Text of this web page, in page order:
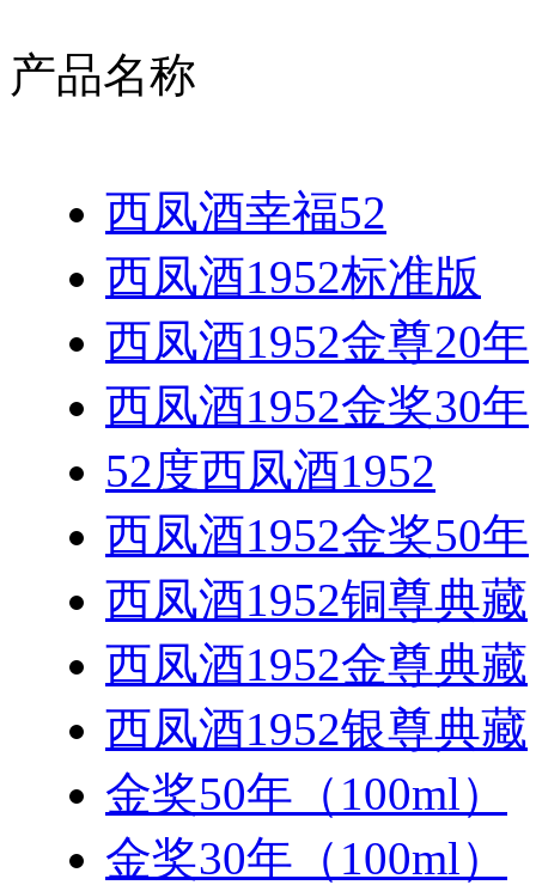
产品名称
西凤酒幸福52
西凤酒1952标准版
西凤酒1952金尊20年
西凤酒1952金奖30年
52度西凤酒1952
西凤酒1952金奖50年
西凤酒1952铜尊典藏
西凤酒1952金尊典藏
西凤酒1952银尊典藏
金奖50年（100ml）
金奖30年（100ml）